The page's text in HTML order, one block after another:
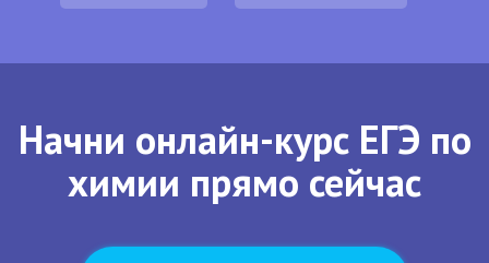
Начни онлайн-курс ЕГЭ по
химии прямо сейчас